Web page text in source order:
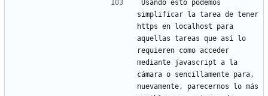
Usando esto podemos
simplificar la tarea de tener
https en localhost para
aquellas tareas que así lo
requieren como acceder
mediante javascript a la
cámara o sencillamente para,
nuevamente, parecernos lo más